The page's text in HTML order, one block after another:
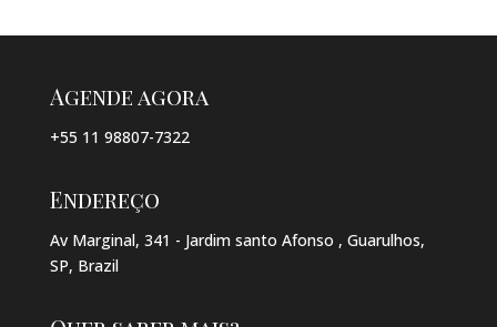
Agende agora
+55 11 98807-7322
Endereço
Av Marginal, 341 - Jardim santo Afonso , Guarulhos,
SP, Brazil